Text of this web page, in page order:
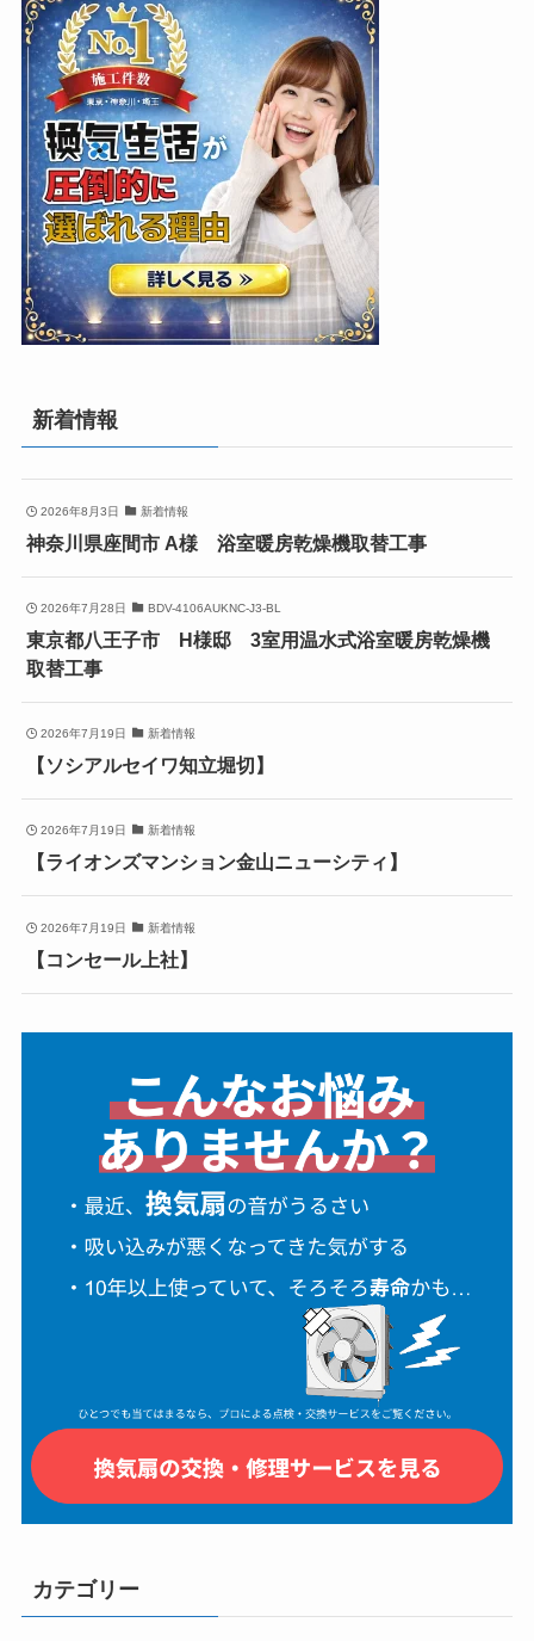
新着情報
2026年8月3日 新着情報
神奈川県座間市 A様 浴室暖房乾燥機取替工事
2026年7月28日 BDV-4106AUKNC-J3-BL
東京都八王子市 H様邸 3室用温水式浴室暖房乾燥機
取替工事
2026年7月19日 新着情報
【ソシアルセイワ知立堀切】
2026年7月19日 新着情報
【ライオンズマンション金山ニューシティ】
2026年7月19日 新着情報
【コンセール上社】
カテゴリー